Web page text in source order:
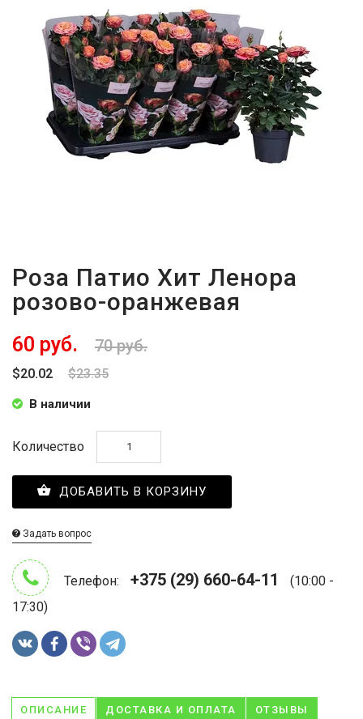
Роза Патио Хит Ленора
розово-оранжевая
60 руб. 70 руб.
$20.02 $23.35
В наличии
Количество
ДОБАВИТЬ В КОРЗИНУ
Задать вопрос
Телефон: +375 (29) 660-64-11
(10:00 -
17:30)
ОПИСАНИЕ ДОСТАВКА И ОПЛАТА ОТЗЫВЫ